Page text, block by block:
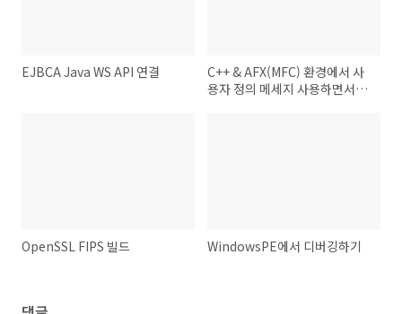
EJBCA Java WS API 연결
C++ & AFX(MFC) 환경에서 사
용자 정의 메세지 사용하면서
OpenSSL FIPS 빌드 WindowsPE에서 디버깅하기